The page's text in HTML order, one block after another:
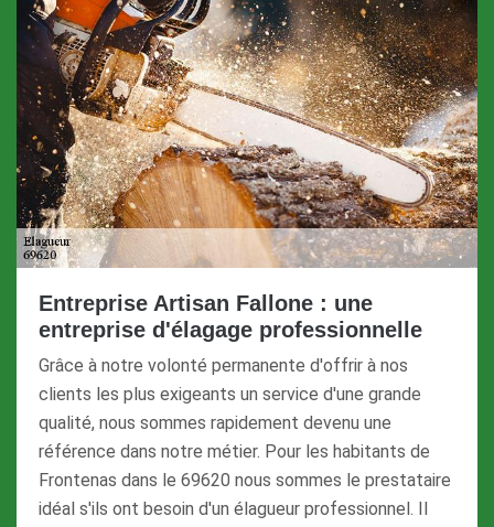
Entreprise Artisan Fallone : une
entreprise d'élagage professionnelle
Grâce à notre volonté permanente d'offrir à nos
clients les plus exigeants un service d'une grande
qualité, nous sommes rapidement devenu une
référence dans notre métier. Pour les habitants de
Frontenas dans le 69620 nous sommes le prestataire
idéal s'ils ont besoin d'un élagueur professionnel. Il